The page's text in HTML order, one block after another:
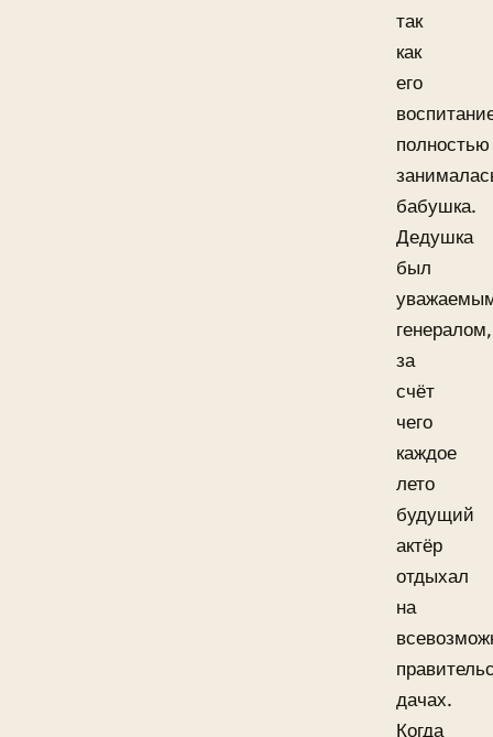
так
как
его
полностью
бабушка.
Дедушка
был
генералом,
за
счёт
чего
каждое
лето
будущий
актёр
отдыхал
на
дачах.
Когда